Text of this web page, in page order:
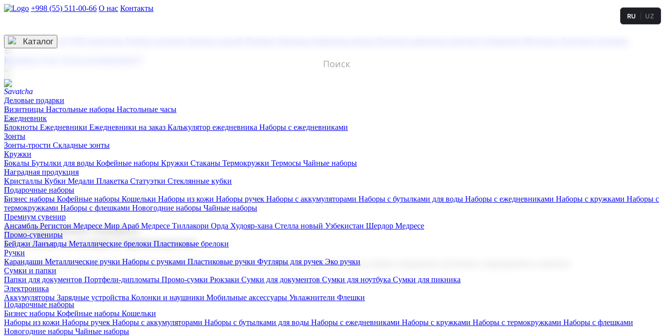
+998 (55) 511-00-66 О нас Контакты
3D гравировка
RU UZ
☰
Контакты
Каталог
Деловые подарки
Визитницы Настольные наборы Настольные часы
Ежедневник
Блокноты Ежедневники Ежедневники на заказ Калькулятор ежедневника Наборы с ежедневниками
Зонты
Зонты-трости Складные зонты
Кружки
Бокалы Бутылки для воды Кофейные наборы Кружки Стаканы Термокружки Термосы Чайные наборы
Наградная продукция
Kристаллы Кубки Медали Плакетка Статуэтки Стеклянные кубки
Подарочные наборы
Бизнес наборы Кофейные наборы Кошельки Наборы из кожи Наборы ручек Наборы с аккумуляторами Наборы с бутылками для воды Наборы с ежедневниками Наборы с кружками Наборы с
термокружками Наборы с флешками Новогодние наборы Чайные наборы
Премиум сувенир
Ансамбль Регистон Медресе Мир Араб Медресе Тиллакори Орда Худояр-хана Стелла новый Узбекистан Шердор Медресе
Промо-сувениры
Бейджи Ланъярды Металлические брелоки Пластиковые брелоки
Ручки
Карандаши Металлические ручки Наборы с ручками Пластиковые ручки Футляры для ручек Эко ручки
Сумки и папки
Папки для документов Портфели-дипломаты Промо-сумки Рюкзаки Сумки для документов Сумки для ноутбука Сумки для пикника
Электроника
Аккумуляторы Зарядные устройства Колонки и наушники Мобильные аксессуары Увлажнители Флешки
Корпоративные подарки
Поставка со склада и производство
Мы предлагаем широкий выбор корпоративных подарков и сувениров с логотипом. В нашем каталоге вы найдете продукцию для бизнеса, мероприятия и клиентов.
Подарочные наборы
Бизнес наборы Кофейные наборы Кошельки
Наборы из кожи Наборы ручек Наборы с аккумуляторами Наборы с бутылками для воды Наборы с ежедневниками Наборы с кружками Наборы с термокружками Наборы с флешками
Новогодние наборы Чайные наборы